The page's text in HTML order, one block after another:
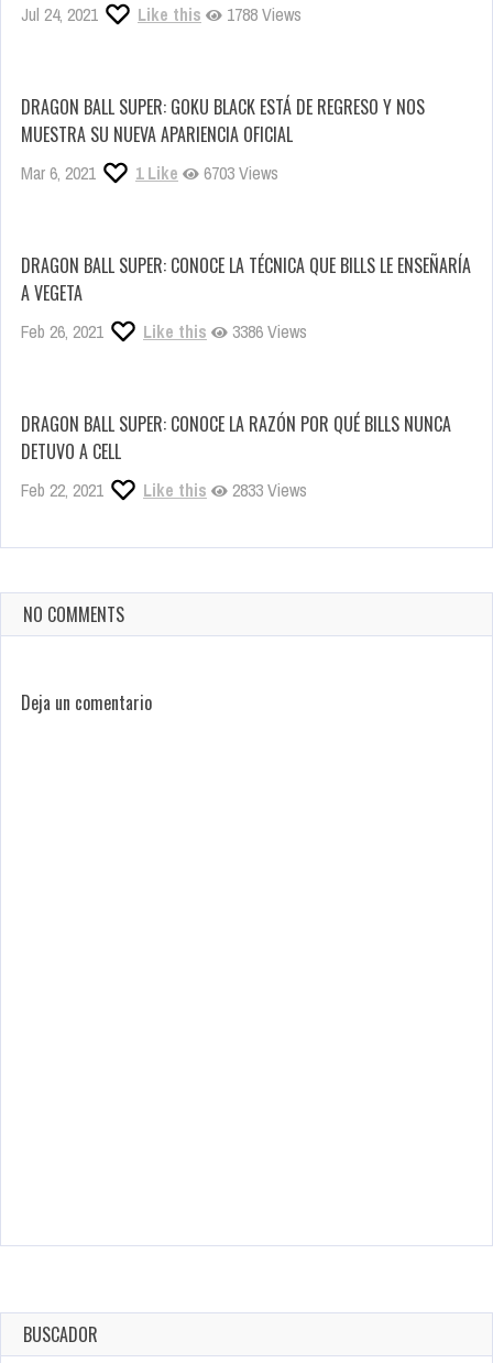
Jul 24, 2021 Like this 1788 Views
DRAGON BALL SUPER: GOKU BLACK ESTÁ DE REGRESO Y NOS
MUESTRA SU NUEVA APARIENCIA OFICIAL
Mar 6, 2021 1 Like 6703 Views
DRAGON BALL SUPER: CONOCE LA TÉCNICA QUE BILLS LE ENSEÑARÍA
A VEGETA
Feb 26, 2021 Like this 3386 Views
DRAGON BALL SUPER: CONOCE LA RAZÓN POR QUÉ BILLS NUNCA
DETUVO A CELL
Feb 22, 2021 Like this 2833 Views
NO COMMENTS
Deja un comentario
BUSCADOR